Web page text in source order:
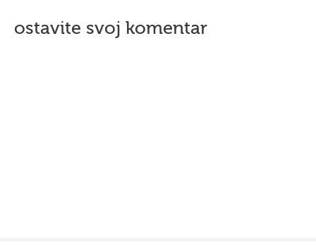
ostavite svoj komentar